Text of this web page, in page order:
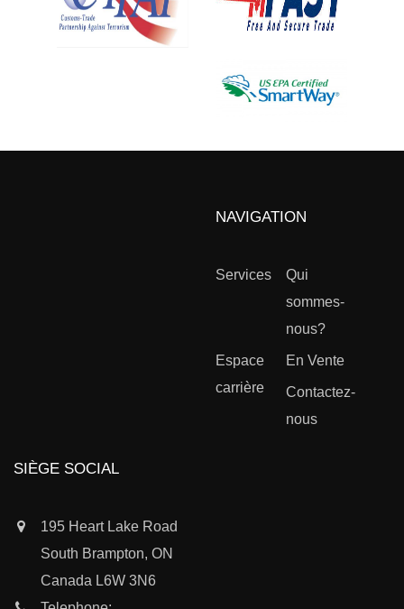
NAVIGATION
Services
Qui
sommes-
nous?
Espace
carrière
En Vente
Contactez-
nous
SIÈGE SOCIAL
195 Heart Lake Road
South Brampton, ON
Canada L6W 3N6